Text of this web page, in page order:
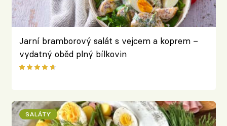
Jarní bramborový salát s vejcem a koprem –
vydatný oběd plný bílkovin
SALÁTY